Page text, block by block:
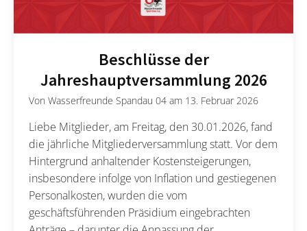
Beschlüsse der
Jahreshauptversammlung 2026
VonWasserfreunde Spandau 04 am 13. Februar 2026
Liebe Mitglieder, am Freitag, den 30.01.2026, fand
die jährliche Mitgliederversammlung statt. Vor dem
Hintergrund anhaltender Kostensteigerungen,
insbesondere infolge von Inflation und gestiegenen
Personalkosten, wurden die vom
geschäftsführenden Präsidium eingebrachten